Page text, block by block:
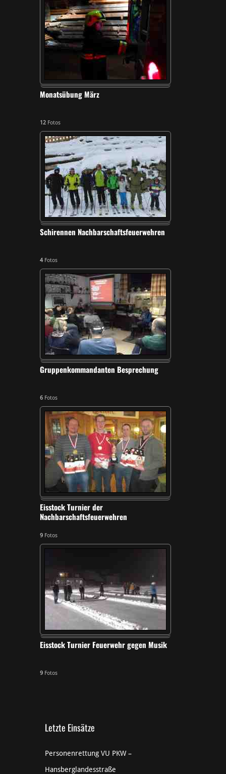
Monatsübung März
12 Fotos
Schirennen Nachbarschaftsfeuerwehren
4Fotos
Gruppenkommandanten Besprechung
6 Fotos
Eisstock Turnier der
Nachbarschaftsfeuerwehren
9 Fotos
Eisstock Turnier Feuerwehr gegen Musik
9 Fotos
Letzte Einsätze
Personenrettung VU PKW –
Hansberglandesstraße